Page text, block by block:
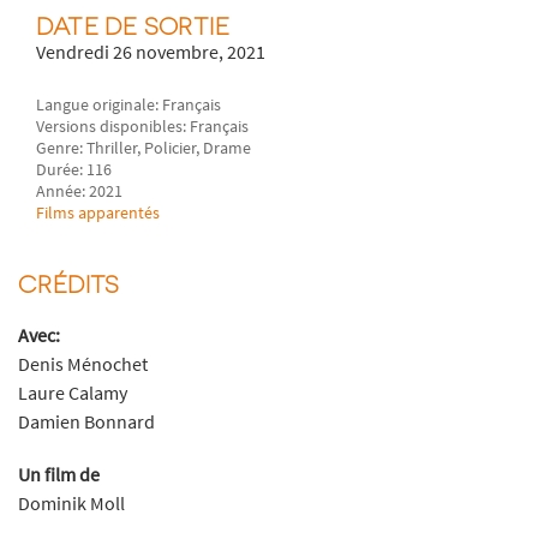
DATE DE SORTIE
Vendredi 26 novembre, 2021
Langue originale: Français
Versions disponibles: Français
Genre: Thriller, Policier, Drame
Durée: 116
Année: 2021
Films apparentés
CRÉDITS
Avec:
Denis Ménochet
Laure Calamy
Damien Bonnard
Un film de
Dominik Moll